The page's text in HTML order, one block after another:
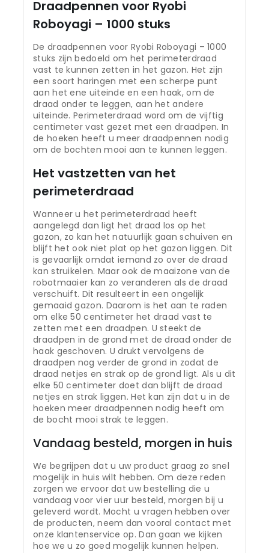
Draadpennen voor Ryobi
Roboyagi – 1000 stuks
De draadpennen voor Ryobi Roboyagi – 1000
stuks zijn bedoeld om het perimeterdraad
vast te kunnen zetten in het gazon. Het zijn
een soort haringen met een scherpe punt
aan het ene uiteinde en een haak, om de
draad onder te leggen, aan het andere
uiteinde. Perimeterdraad word om de vijftig
centimeter vast gezet met een draadpen. In
de hoeken heeft u meer draadpennen nodig
om de bochten mooi aan te kunnen leggen.
Het vastzetten van het
perimeterdraad
Wanneer u het perimeterdraad heeft
aangelegd dan ligt het draad los op het
gazon, zo kan het natuurlijk gaan schuiven en
blijft het ook niet plat op het gazon liggen. Dit
is gevaarlijk omdat iemand zo over de draad
kan struikelen. Maar ook de maaizone van de
robotmaaier kan zo veranderen als de draad
verschuift. Dit resulteert in een ongelijk
gemaaid gazon. Daarom is het aan te raden
om elke 50 centimeter het draad vast te
zetten met een draadpen. U steekt de
draadpen in de grond met de draad onder de
haak geschoven. U drukt vervolgens de
draadpen nog verder de grond in zodat de
draad netjes en strak op de grond ligt. Als u dit
elke 50 centimeter doet dan blijft de draad
netjes en strak liggen. Het kan zijn dat u in de
hoeken meer draadpennen nodig heeft om
de bocht mooi strak te leggen.
Vandaag besteld, morgen in huis
We begrijpen dat u uw product graag zo snel
mogelijk in huis wilt hebben. Om deze reden
zorgen we ervoor dat uw bestelling die u
vandaag voor vier uur besteld, morgen bij u
geleverd wordt. Mocht u vragen hebben over
de producten, neem dan vooral contact met
onze klantenservice op. Dan gaan we kijken
hoe we u zo goed mogelijk kunnen helpen.